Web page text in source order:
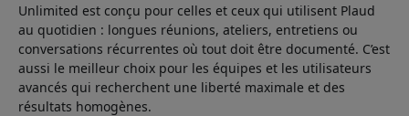
Unlimited est conçu pour celles et ceux qui utilisent Plaud
au quotidien : longues réunions, ateliers, entretiens ou
conversations récurrentes où tout doit être documenté. C’est
aussi le meilleur choix pour les équipes et les utilisateurs
avancés qui recherchent une liberté maximale et des
résultats homogènes.